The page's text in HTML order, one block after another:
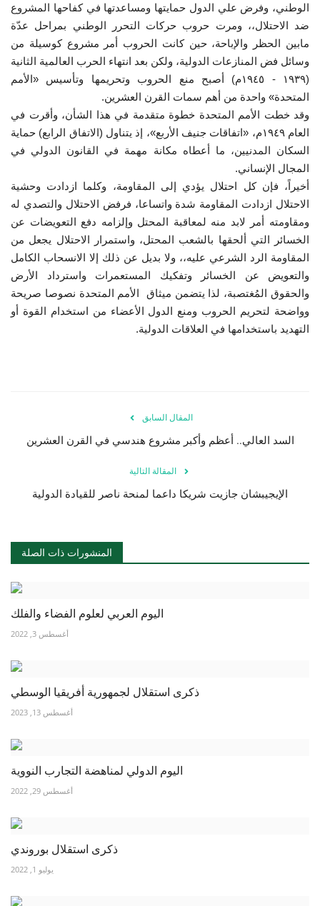
الرعاة
الشركاء
Gallery
لغة
English Swahili español
French Arabic
الوطني، وفرض علي الدول حمايتها ومساعدتها في كفاحها المشروع
ضد الاحتلال،، ومرت حروب حركات التحرر الوطني بمراحل عدّة
مابين الحظر والإباحة، حين كانت الحروب أمر مشروع كوسيلة من
وسائل فض المنازعات الدولية، ولكن بعد انتهاء الحرب العالمية الثانية
(١٩٣٩ - ١٩٤٥م) أصبح منع الحروب وتحريمها وتأسيس «الأمم
المتحدة» واحدة من أهم سمات القرن العشرين.
وقد خطت الأمم المتحدة خطوة متقدمة في هذا الشأن، وأقرت في
العام ١٩٤٩م، «اتفاقات جنيف الأربع»، إذ يتناول (الاتفاق الرابع) حماية
السكان المدنيين، ما أعطاه مكانة مهمة في القانون الدولي في
المجال الإنساني.
أخيراً، فإن كل احتلال يؤدي إلى المقاومة، وكلما ازدادت وحشية
الاحتلال ازدادت المقاومة شدة واتساعا، فرفض الاحتلال والتصدي له
ومقاومته أمر لابد منه لمعاقبة المحتل وإلزامه دفع التعويضات عن
الخسائر التي ألحقها بالشعب المحتل، واستمرار الاحتلال يجعل من
المقاومة الرد الشرعي عليه،، ولا بديل عن ذلك إلا الانسحاب الكامل
والتعويض عن الخسائر وتفكيك المستعمرات واسترداد الأرض
والحقوق المُغتصبة، لذا يتضمن ميثاق الأمم المتحدة نصوصا صريحة
وواضحة لتحريم الحروب ومنع الدول الأعضاء من استخدام القوة أو
التهديد باستخدامها في العلاقات الدولية.
المقال السابق
السد العالي.. أعظم وأكبر مشروع هندسي في القرن العشرين
المقالة التالية
الإيجيبشان جازيت شريكا داعما لمنحة ناصر للقيادة الدولية
المنشورات ذات الصلة
اليوم العربي لعلوم الفضاء والفلك
أغسطس 3, 2022
ذكرى استقلال لجمهورية أفريقيا الوسطي
أغسطس 13, 2023
اليوم الدولي لمناهضة التجارب النووية
أغسطس 29, 2022
ذكرى استقلال بوروندي
يوليو 1, 2022